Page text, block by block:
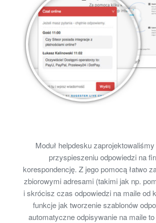
Moduł helpdesku
przyspieszeniu odpowiedzi na
korespondencję. Z jego pomocą łatwo
zbiorowymi adresami (takimi jak np.
i skrócisz czas odpowiedzi na maile od
funkcje jak tworzenie szablonów
automatyczne odpisywanie na maile